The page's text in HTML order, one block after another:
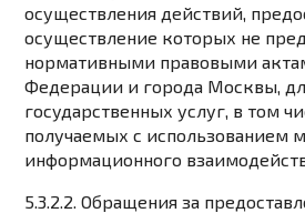
осуществления действий,
осуществление которых не
нормативными правовыми
Федерации и города Москвы,
государственных услуг, в том
получаемых с использованием
информационного
5.3.2.2. Обращения за